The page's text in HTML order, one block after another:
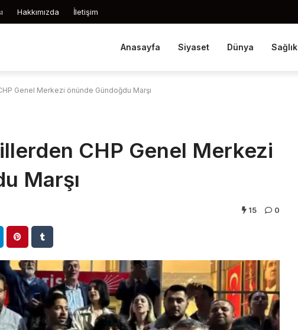
Hakkımızda İletişim
Anasayfa Siyaset Dünya Sağlık
Genel Merkezi önünde Gündoğdu Marşı
CHP Genel Merkezi
Marşı
15 0